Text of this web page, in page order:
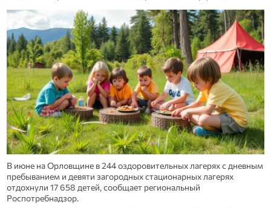
В июне на Орловщине в 244 оздоровительных лагерях с дневным
пребыванием и девяти загородных стационарных лагерях
отдохнули 17 658 детей, сообщает региональный
Роспотребнадзор.